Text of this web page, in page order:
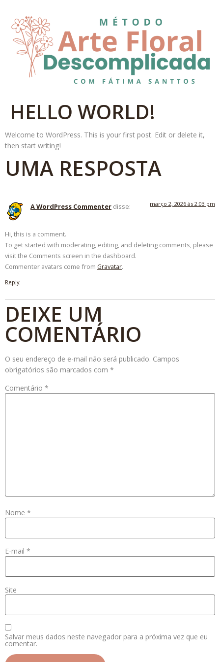
HELLO WORLD!
Welcome to WordPress. This is your first post. Edit or delete it,
then start writing!
UMA RESPOSTA
A WordPress Commenter disse: março 2, 2026 às 2:03 pm
Hi, this is a comment.
To get started with moderating, editing, and deleting comments, please
visit the Comments screen in the dashboard.
Commenter avatars come from Gravatar.
Reply
DEIXE UM
COMENTÁRIO
O seu endereço de e-mail não será publicado. Campos
obrigatórios são marcados com *
Comentário *
Nome *
E-mail *
Site
Salvar meus dados neste navegador para a próxima vez que eu
comentar.